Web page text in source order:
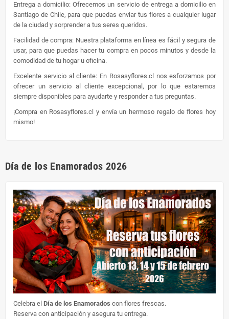
Entrega a domicilio: Ofrecemos un servicio de entrega a domicilio en
Santiago de Chile, para que puedas enviar tus flores a cualquier lugar
de la ciudad y sorprender a tus seres queridos.
Facilidad de compra: Nuestra plataforma en línea es fácil y segura de
usar, para que puedas hacer tu compra en pocos minutos y desde la
comodidad de tu hogar u oficina.
Excelente servicio al cliente: En Rosasyflores.cl nos esforzamos por
ofrecer un servicio al cliente excepcional, por lo que estaremos
siempre disponibles para ayudarte y responder a tus preguntas.
¡Compra en Rosasyflores.cl y envía un hermoso regalo de flores hoy
mismo!
Día de los Enamorados 2026
Celebra el Día de los Enamorados con flores frescas.
Reserva con anticipación y asegura tu entrega.